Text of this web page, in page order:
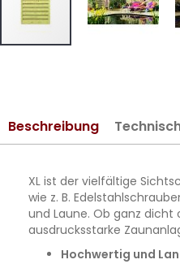
Bildergalerie
springen
Beschreibung
XL ist der vielfältige
wie z. B.
und Laune. Ob ganz
ausdrucksstarke
Hochwertig und